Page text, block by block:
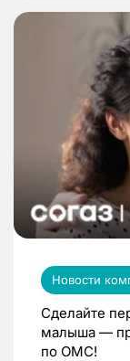
Новости
Сделайте
малыша —
по ОМС!